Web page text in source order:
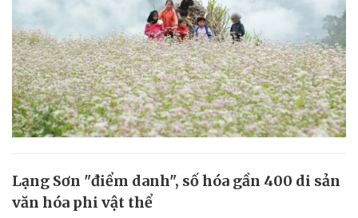
Lạng Sơn "điểm danh", số hóa gần 400 di sản
văn hóa phi vật thể